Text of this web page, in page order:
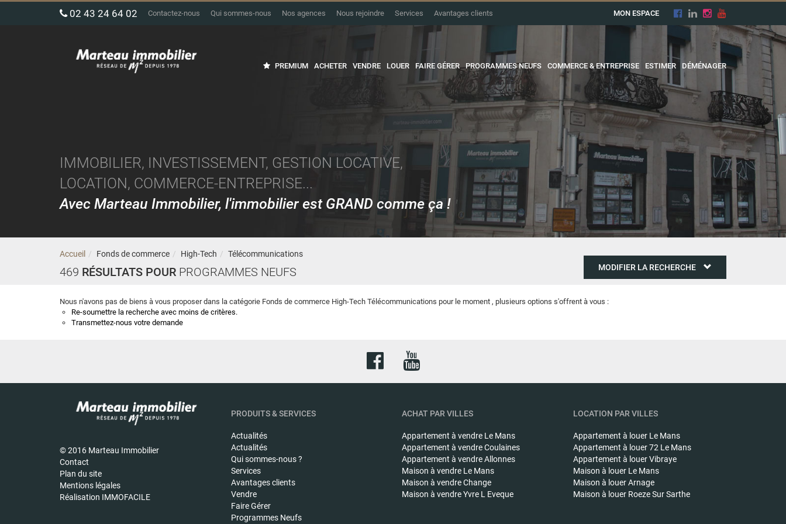
02 43 24 64 02 Contactez-nous Qui sommes-nous Nos agences Nous rejoindre Services Avantages clients MON ESPACE
PREMIUM ACHETER VENDRE LOUER FAIRE GÉRER PROGRAMMES NEUFS COMMERCE & ENTREPRISE ESTIMER DÉMÉNAGER
IMMOBILIER, INVESTISSEMENT, GESTION LOCATIVE,
LOCATION, COMMERCE-ENTREPRISE...
Avec Marteau Immobilier, l'immobilier est GRAND comme ça !
Accueil Fonds de commerce High-Tech Télécommunications
469 RÉSULTATS POUR PROGRAMMES NEUFS MODIFIER LA RECHERCHE
Nous n'avons pas de biens à vous proposer dans la catégorie Fonds de commerce High-Tech Télécommunications pour le moment , plusieurs options s'offrent à vous :
Re-soumettre la recherche avec moins de critères.
Transmettez-nous votre demande
© 2016 Marteau Immobilier
Contact
Plan du site
Mentions légales
Réalisation IMMOFACILE
PRODUITS & SERVICES
Actualités
Actualités
Qui sommes-nous ?
Services
Avantages clients
Vendre
Faire Gérer
Programmes Neufs
ACHAT PAR VILLES
Appartement à vendre Le Mans
Appartement à vendreCoulaines
Appartement à vendreAllonnes
Maison à vendre Le Mans
Maison à vendreChange
Maison à vendreYvre L Eveque
LOCATION PAR VILLES
Appartement à louer Le Mans
Appartement à louer72 Le Mans
Appartement à louerVibraye
Maison à louer Le Mans
Maison à louerArnage
Maison à louer Roeze Sur Sarthe